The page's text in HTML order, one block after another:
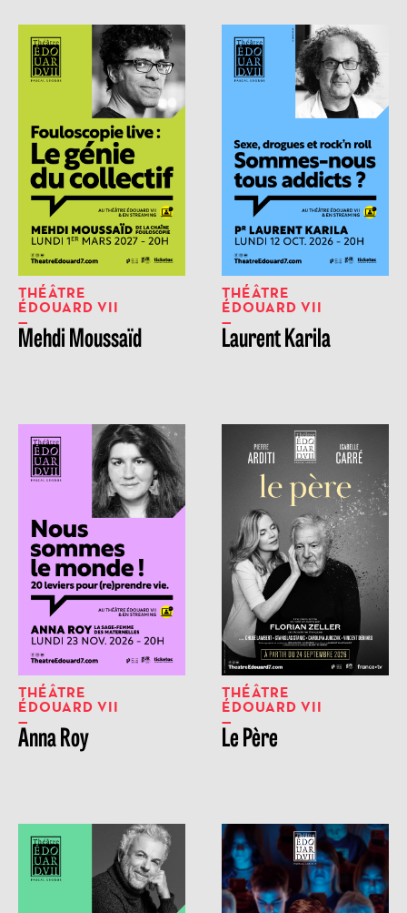
THÉÂTRE
ÉDOUARD VII
Mehdi Moussaïd
THÉÂTRE
ÉDOUARD VII
Laurent Karila
THÉÂTRE
ÉDOUARD VII
Anna Roy
THÉÂTRE
ÉDOUARD VII
Le Père